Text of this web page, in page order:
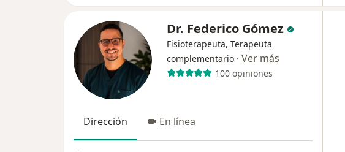
Dr. Federico Gómez
Fisioterapeuta, Terapeuta
complementario · Ver más
100 opiniones
Dirección En línea